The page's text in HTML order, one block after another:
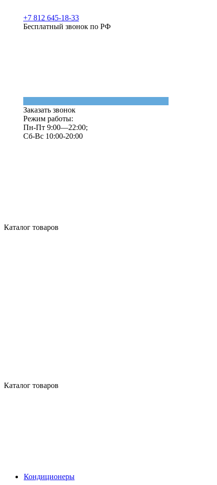
+7 812 645-18-33
Бесплатный звонок по РФ
Заказать звонок
Режим работы:
Пн-Пт 9:00—22:00;
Сб-Вс 10:00-20:00
Каталог товаров
Каталог товаров
Кондиционеры